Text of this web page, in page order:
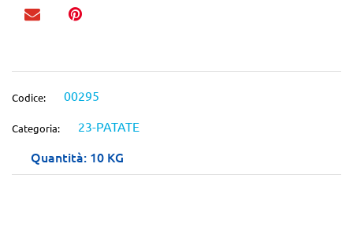
Codice: 00295
Categoria: 23-PATATE
Quantità: 10 KG